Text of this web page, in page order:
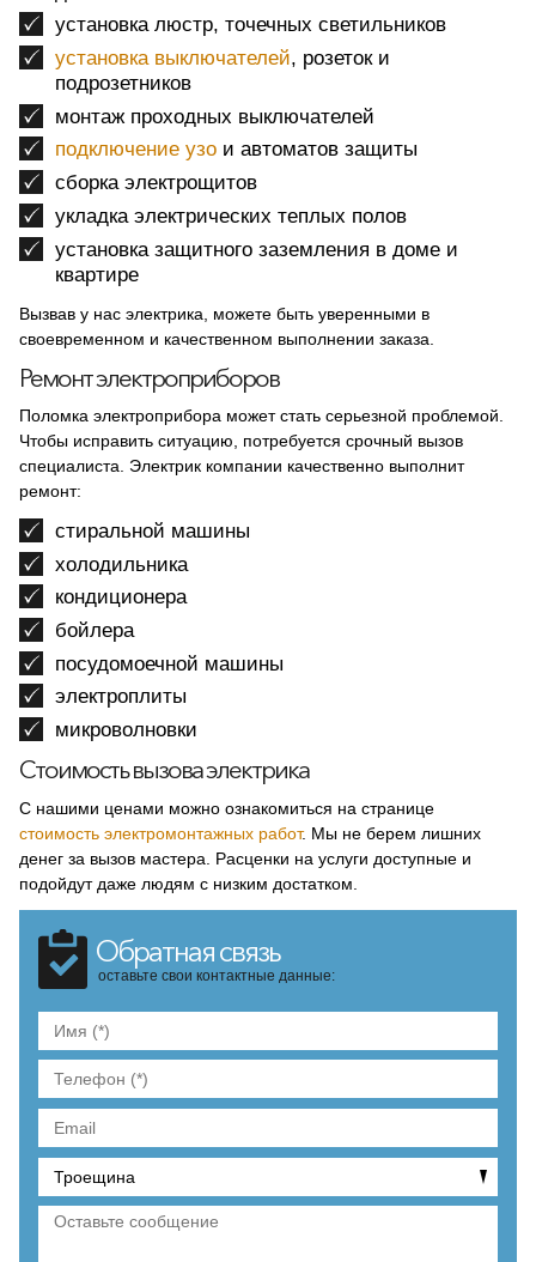
установка люстр, точечных светильников
установка выключателей, розеток и
подрозетников
монтаж проходных выключателей
подключение узо и автоматов защиты
сборка электрощитов
укладка электрических теплых полов
установка защитного заземления в доме и
квартире
Вызвав у нас электрика, можете быть уверенными в
своевременном и качественном выполнении заказа.
Ремонт электроприборов
Поломка электроприбора может стать серьезной проблемой.
Чтобы исправить ситуацию, потребуется срочный вызов
специалиста. Электрик компании качественно выполнит
ремонт:
стиральной машины
холодильника
кондиционера
бойлера
посудомоечной машины
электроплиты
микроволновки
Стоимость вызова электрика
С нашими ценами можно ознакомиться на странице
стоимость электромонтажных работ. Мы не берем лишних
денег за вызов мастера. Расценки на услуги доступные и
подойдут даже людям с низким достатком.
Обратная связь
оставьте свои контактные данные: